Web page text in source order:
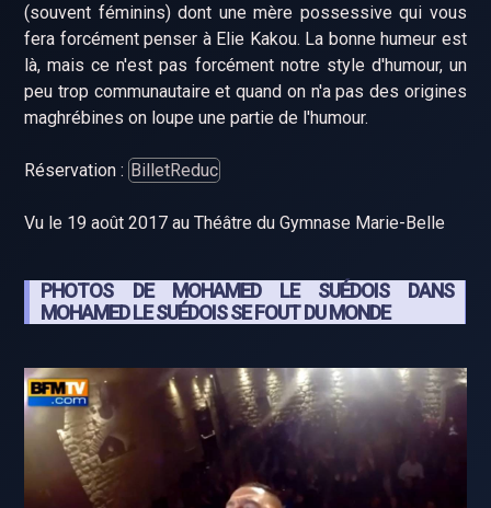
(souvent féminins) dont une mère possessive qui vous
fera forcément penser à Elie Kakou. La bonne humeur est
là, mais ce n'est pas forcément notre style d'humour, un
peu trop communautaire et quand on n'a pas des origines
maghrébines on loupe une partie de l'humour.
Réservation : BilletReduc
Vu le 19 août 2017 au Théâtre du Gymnase Marie-Belle
PHOTOS DE MOHAMED LE SUÉDOIS DANS
MOHAMED LE SUÉDOIS SE FOUT DU MONDE